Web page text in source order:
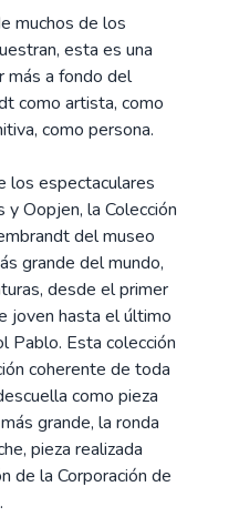
muchos de los
esta es una
más a fondo del
como artista, como
como persona.
los espectaculares
Oopjen, la Colección
del museo
grande del mundo,
desde el primer
joven hasta el último
Esta colección
coherente de toda
como pieza
grande, la ronda
pieza realizada
de la Corporación de